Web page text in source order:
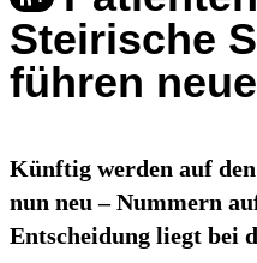
Steirische
führen
Künftig werden auf
nun neu – Nummern
Entscheidung liegt bei